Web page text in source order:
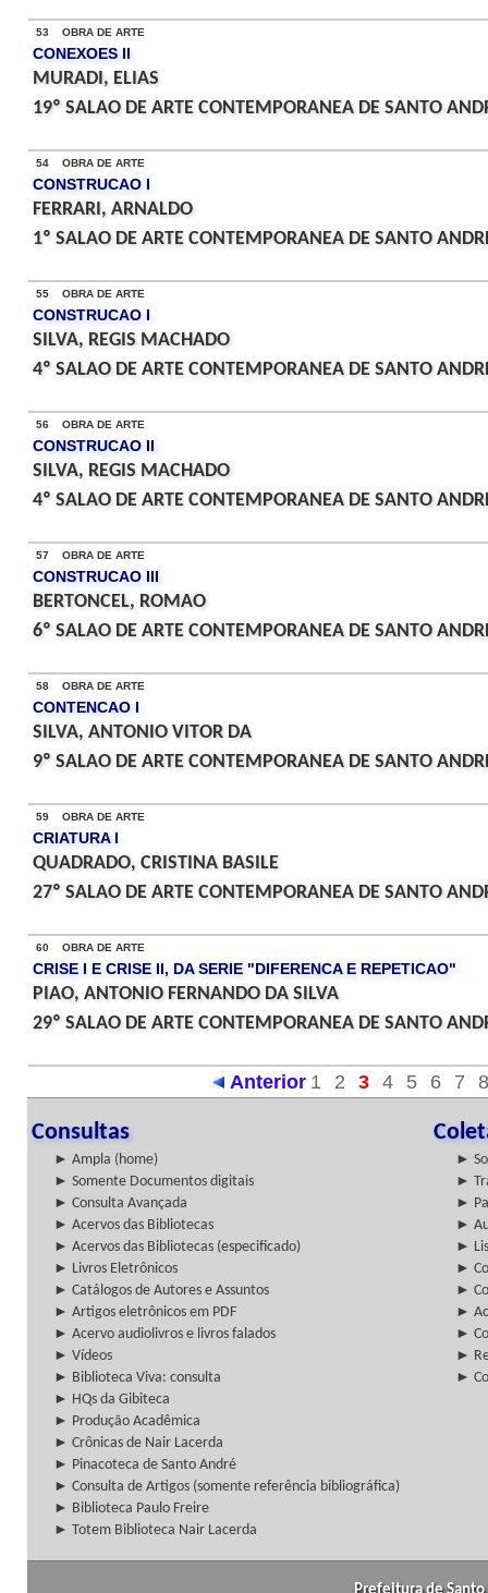
53 OBRA DE ARTE
CONEXOES II
MURADI, ELIAS
19º SALAO DE ARTE CONTEMPORANEA DE SANTO
54 OBRA DE ARTE
CONSTRUCAO I
FERRARI, ARNALDO
1º SALAO DE ARTE CONTEMPORANEA DE SANTO
55 OBRA DE ARTE
CONSTRUCAO I
SILVA, REGIS MACHADO
4º SALAO DE ARTE CONTEMPORANEA DE SANTO
56 OBRA DE ARTE
CONSTRUCAO II
SILVA, REGIS MACHADO
4º SALAO DE ARTE CONTEMPORANEA DE SANTO
57 OBRA DE ARTE
CONSTRUCAO III
BERTONCEL, ROMAO
6º SALAO DE ARTE CONTEMPORANEA DE SANTO
58 OBRA DE ARTE
CONTENCAO I
SILVA, ANTONIO VITOR DA
9º SALAO DE ARTE CONTEMPORANEA DE SANTO
59 OBRA DE ARTE
CRIATURA I
QUADRADO, CRISTINA BASILE
27º SALAO DE ARTE CONTEMPORANEA DE SANTO
60 OBRA DE ARTE
CRISE I E CRISE II, DA SERIE "DIFERENCA E REPETICAO"
PIAO, ANTONIO FERNANDO DA SILVA
29º SALAO DE ARTE CONTEMPORANEA DE SANTO
Anterior 1 2 3 4 5 6 7 8
Consultas
► Ampla (home)
►
► Somente Documentos digitais
►
► Consulta Avançada
►
► Acervos das Bibliotecas
►
► Acervos das Bibliotecas (especificado)
►
► Livros Eletrônicos
►
► Catálogos de Autores e Assuntos
►
► Artigos eletrônicos em PDF
►
► Acervo audiolivros e livros falados
►
► Vídeos
►
► Biblioteca Viva: consulta
►
► HQs da Gibiteca
► Produção Acadêmica
► Crônicas de Nair Lacerda
► Pinacoteca de Santo André
► Consulta de Artigos (somente referência bibliográfica)
► Biblioteca Paulo Freire
► Totem Biblioteca Nair Lacerda